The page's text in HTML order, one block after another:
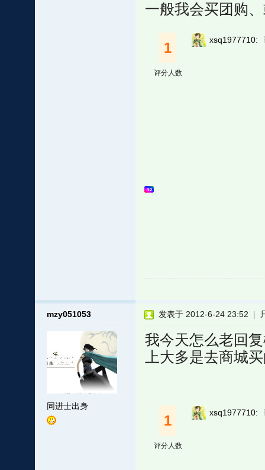
一般我会买团购
1
评分人数
xsq1977710:
mzy051053
同进士出身
发表于 2012-6-24 23:52 |
我今天怎么老回复
上大多是去商城
1
评分人数
xsq1977710: